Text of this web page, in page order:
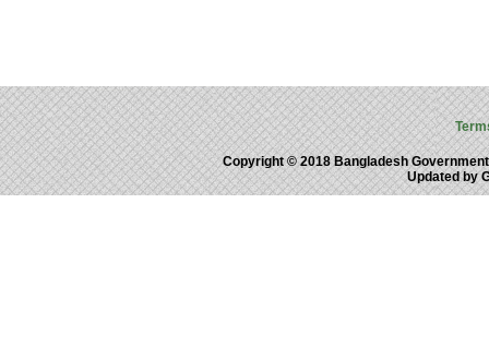
Copyright © 2018 Bangladesh
Updated by